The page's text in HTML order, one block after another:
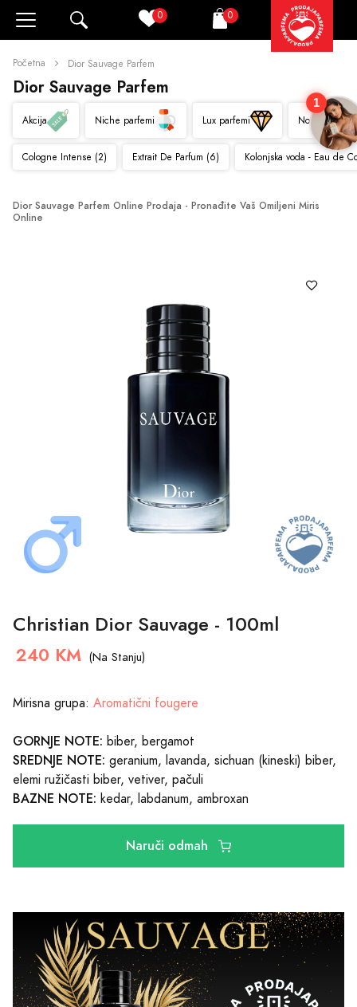
0 Korpa
0
Početna Dior Sauvage Parfem
Dior Sauvage Parfem
Akcija Niche parfemi Lux parfemi Novo
Cologne Intense (2) Extrait De Parfum (6) Kolonjska voda - Eau de
Dior Sauvage Parfem Online Prodaja - Pronađite Vaš Omiljeni Miris
Online
Christian Dior Sauvage - 100ml
240 KM (Na Stanju)
Mirisna grupa: Aromatični fougere
GORNJE NOTE: biber, bergamot
SREDNJE NOTE: geranium, lavanda, sichuan (kineski) biber,
elemi ružičasti biber, vetiver, pačuli
BAZNE NOTE: kedar, labdanum, ambroxan
Naruči odmah
1